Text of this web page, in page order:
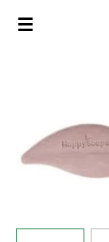
Ga